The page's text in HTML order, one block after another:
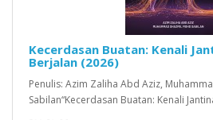
Kecerdasan Buatan: Kenali
Berjalan (2026)
Penulis: Azim Zaliha Abd Aziz,
Sabilan“Kecerdasan Buatan: Kenali